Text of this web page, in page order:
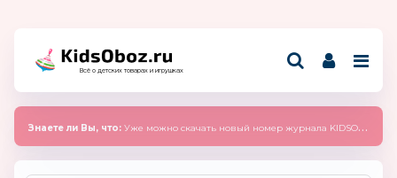
Всё о детских товарах и игрушках
Знаете ли Вы, что: Уже можно скачать новый номер журнала KIDSOBOZ 2025 (сентябрь)